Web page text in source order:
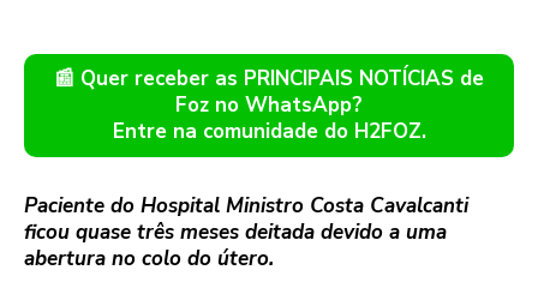
📰 Quer receber as PRINCIPAIS NOTÍCIAS de
Foz no WhatsApp?
Entre na comunidade do H2FOZ.
Paciente do Hospital Ministro Costa Cavalcanti
ficou quase três meses deitada devido a uma
abertura no colo do útero.